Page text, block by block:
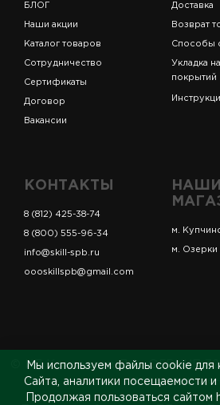
БЛОГ
Наши акции
Каталог товаров
Сотрудничество
Сертификаты
Договор
Вакансии
Доставка
Возврат
Способы
Укладка
покрытий
КОНТАКТЫ
8 (812) 425-38-74
8 (800) 555-96-34
info@skill-spb.ru
oooskillspb@gmail.com
НАШИ
м.
м. Озерки
© ИП Коновалов Д.А., ОГРНИП
права
Мы используем файлы cookie для
Сайта, аналитики посещаемости и
Продолжая пользоваться сайтом